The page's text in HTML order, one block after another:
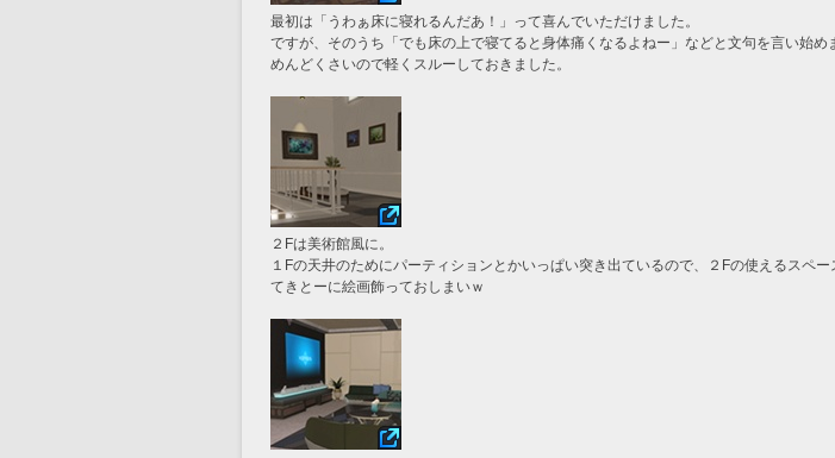
最初は「うわぁ床に寝れるんだあ！」って喜んでいただけました。
ですが、そのうち「でも床の上で寝てると身体痛くなるよねー」などと文句を言い始め
めんどくさいので軽くスルーしておきました。
２Fは美術館風に。
１Fの天井のためにパーティションとかいっぱい突き出ているので、２Fの使えるスペー
てきとーに絵画飾っておしまいｗ